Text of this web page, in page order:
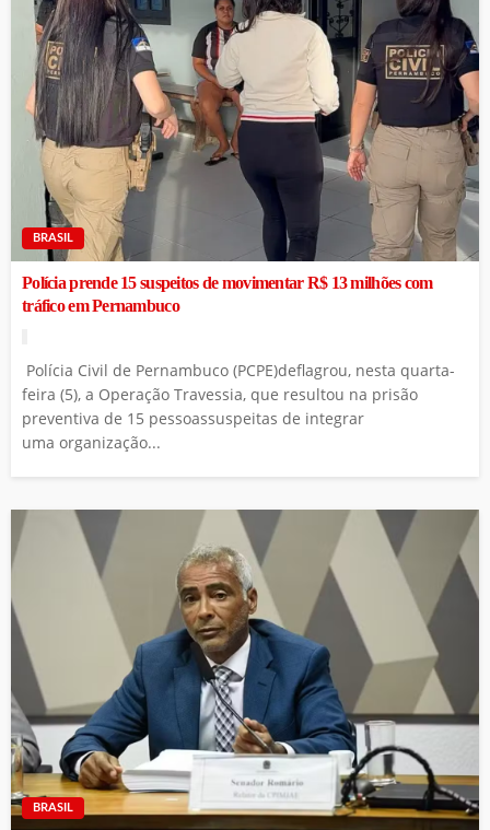
BRASIL
Polícia prende 15 suspeitos de movimentar R$ 13 milhões com
tráfico em Pernambuco
Polícia Civil de Pernambuco (PCPE)deflagrou, nesta quarta-
feira (5), a Operação Travessia, que resultou na prisão
preventiva de 15 pessoassuspeitas de integrar
uma organização...
BRASIL